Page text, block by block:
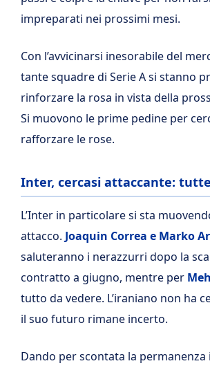
impreparati nei prossimi mesi.
Con l’avvicinarsi inesorabile del
tante squadre di Serie A si stanno
rinforzare la rosa in vista della
Si muovono le prime pedine per
rafforzare le rose.
Inter, cercasi attaccante:
L’Inter in particolare si sta
attacco. Joaquin Correa e Marko
saluteranno i nerazzurri dopo la
contratto a giugno, mentre per
tutto da vedere. L’iraniano non ha
il suo futuro rimane incerto.
Dando per scontata la